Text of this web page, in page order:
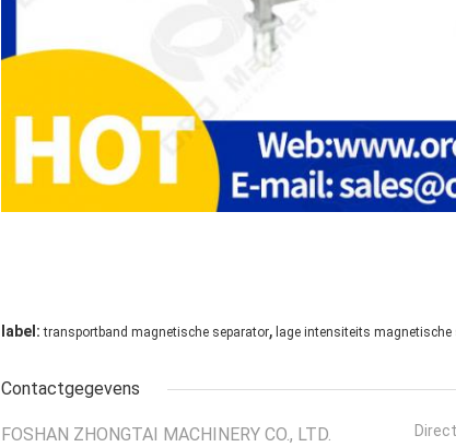
label: transportband magnetische separator, lage intensiteits magnetische
Contactgegevens
FOSHAN ZHONGTAI MACHINERY CO., LTD.